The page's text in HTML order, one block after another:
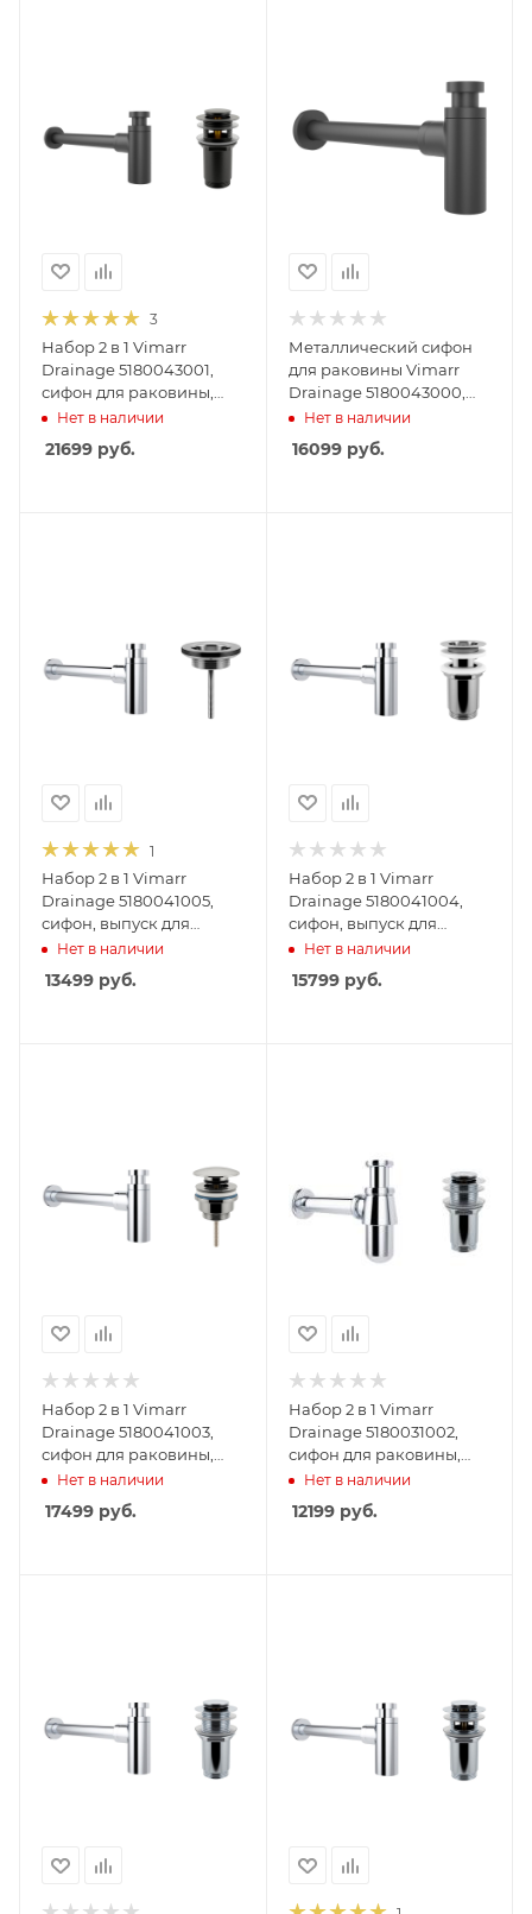
3
Набор 2 в 1 Vimarr
Drainage 5180043001,
сифон для раковины,
донный клапан с
переливом, матовый
черный
Нет в наличии
21699 руб.
Металлический сифон
для раковины Vimarr
Drainage 5180043000,
черный матовый
Нет в наличии
16099руб.
1
Набор 2 в 1 Vimarr
Drainage 5180041005,
сифон, выпуск для
раковины
универсальный, хром
Нет в наличии
13499 руб.
Набор 2 в 1 Vimarr
Drainage 5180041004,
сифон, выпуск для
раковины, хром
Нет в наличии
15799руб.
Набор 2 в 1 Vimarr
Drainage 5180041003,
сифон для раковины,
донный клапан
универсальный, хром
Нет в наличии
17499 руб.
Набор 2 в 1 Vimarr
Drainage 5180031002,
сифон для раковины,
донный клапан без
перелива, хром
Нет в наличии
12199руб.